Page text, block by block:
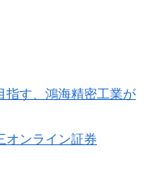
指す、鴻海精密工業が
オンライン証券